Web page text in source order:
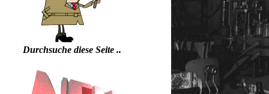
Durchsuche diese Seite ..